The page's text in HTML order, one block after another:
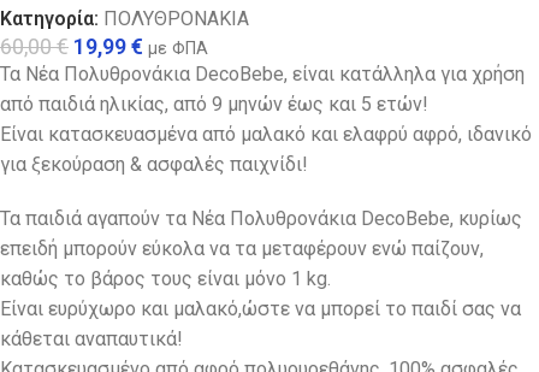
Κατηγορία: ΠΟΛΥΘΡΟΝΑΚΙΑ
60,00€ 19,99€ με ΦΠΑ
Τα Νέα Πολυθρονάκια DecoBebe, είναι κατάλληλα για χρήση
από παιδιά ηλικίας, από 9 μηνών έως και 5 ετών!
Είναι κατασκευασμένα από μαλακό και ελαφρύ αφρό, ιδανικό
για ξεκούραση & ασφαλές παιχνίδι!
Τα παιδιά αγαπούν τα Νέα Πολυθρονάκια DecoBebe, κυρίως
επειδή μπορούν εύκολα να τα μεταφέρουν ενώ παίζουν,
καθώς το βάρος τους είναι μόνο 1 kg.
Eίναι ευρύχωρο και μαλακό,ώστε να μπορεί το παιδί σας να
κάθεται αναπαυτικά!